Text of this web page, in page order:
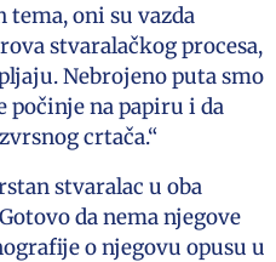
oni su vazda
stvaralačkog procesa,
Nebrojeno puta smo
počinje na papiru i da
crtača.“
stvaralac u oba
da nema njegove
o njegovu opusu u